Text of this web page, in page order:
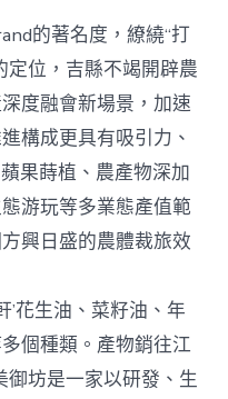
的著名度，繚繞“打
定位，吉縣不竭開辟農
度融會新場景，加速
構成更具有吸引力、
果蒔植、農產物深加
游玩等多業態產值範
興日盛的農體裁旅效
花生油、菜籽油、年
個種類。產物銷往江
御坊是一家以研發、生